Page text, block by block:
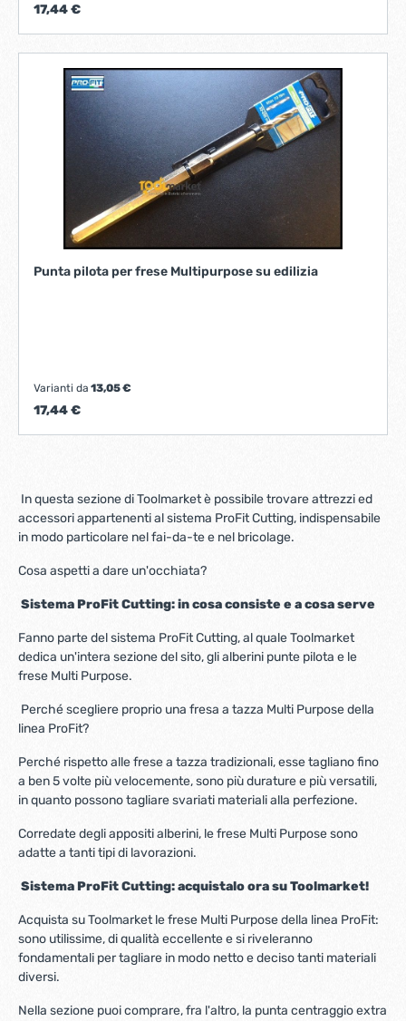
17,44 €
Punta pilota per frese Multipurpose su edilizia
Varianti da 13,05 €
17,44 €
In questa sezione di Toolmarket è possibile trovare attrezzi ed
accessori appartenenti al sistema ProFit Cutting, indispensabile
in modo particolare nel fai-da-te e nel bricolage.
Cosa aspetti a dare un'occhiata?
Sistema ProFit Cutting: in cosa consiste e a cosa serve
Fanno parte del sistema ProFit Cutting, al quale Toolmarket
dedica un'intera sezione del sito, gli alberini punte pilota e le
frese Multi Purpose.
Perché scegliere proprio una fresa a tazza Multi Purpose della
linea ProFit?
Perché rispetto alle frese a tazza tradizionali, esse tagliano fino
a ben 5 volte più velocemente, sono più durature e più versatili,
in quanto possono tagliare svariati materiali alla perfezione.
Corredate degli appositi alberini, le frese Multi Purpose sono
adatte a tanti tipi di lavorazioni.
Sistema ProFit Cutting: acquistalo ora su Toolmarket!
Acquista su Toolmarket le frese Multi Purpose della linea ProFit:
sono utilissime, di qualità eccellente e si riveleranno
fondamentali per tagliare in modo netto e deciso tanti materiali
diversi.
Nella sezione puoi comprare, fra l'altro, la punta centraggio extra